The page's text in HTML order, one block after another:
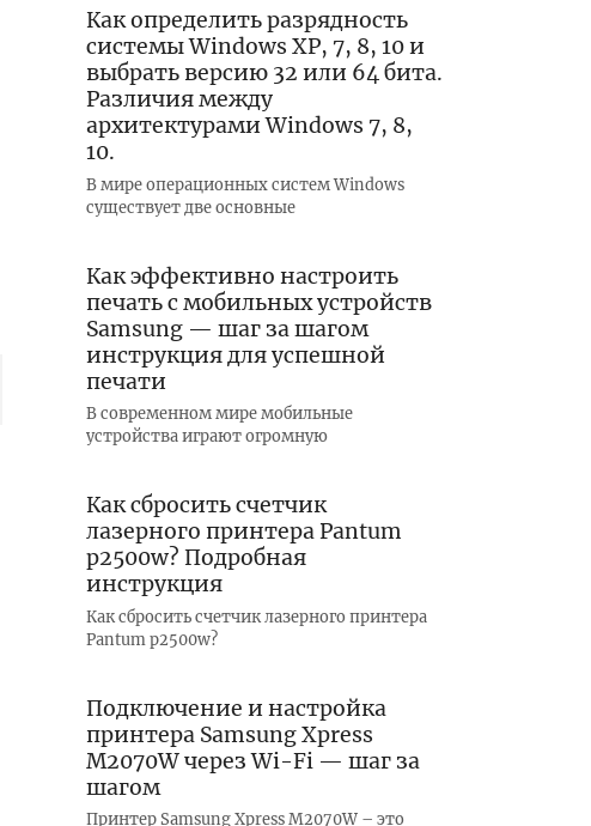
Как определить разрядность
системы Windows XP, 7, 8, 10 и
выбрать версию 32 или 64 бита.
Различия между
архитектурами Windows 7, 8,
10.
В мире операционных систем Windows
существует две основные
Как эффективно настроить
печать с мобильных устройств
Samsung — шаг за шагом
инструкция для успешной
печати
В современном мире мобильные
устройства играют огромную
Как сбросить счетчик
лазерного принтера Pantum
p2500w? Подробная
инструкция
Как сбросить счетчик лазерного принтера
Pantum p2500w?
Подключение и настройка
принтера Samsung Xpress
M2070W через Wi-Fi — шаг за
шагом
Принтер Samsung Xpress M2070W – это